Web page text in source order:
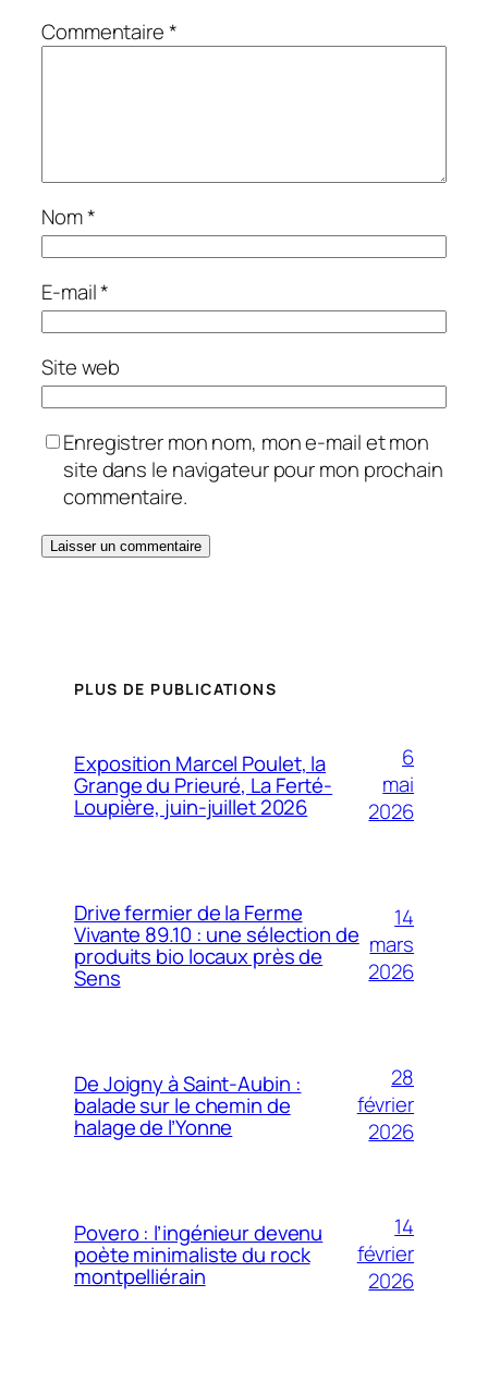
Commentaire*
Nom*
E-mail*
Site web
Enregistrer mon nom, mon e-mail et mon
site dans le navigateur pour mon prochain
commentaire.
PLUS DE PUBLICATIONS
Exposition Marcel Poulet, la
Grange du Prieuré, La Ferté-
Loupière, juin-juillet 2026
6
mai
2026
Drive fermier de la Ferme
Vivante 89.10 : une sélection de
produits bio locaux près de
Sens
14
mars
2026
De Joigny à Saint-Aubin :
balade sur le chemin de
halage de l’Yonne
28
février
2026
Povero : l’ingénieur devenu
poète minimaliste du rock
montpelliérain
14
février
2026